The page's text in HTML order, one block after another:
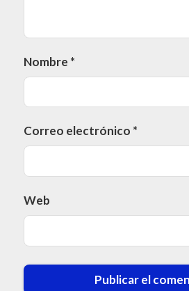
Nombre *
Correo electrónico *
Web